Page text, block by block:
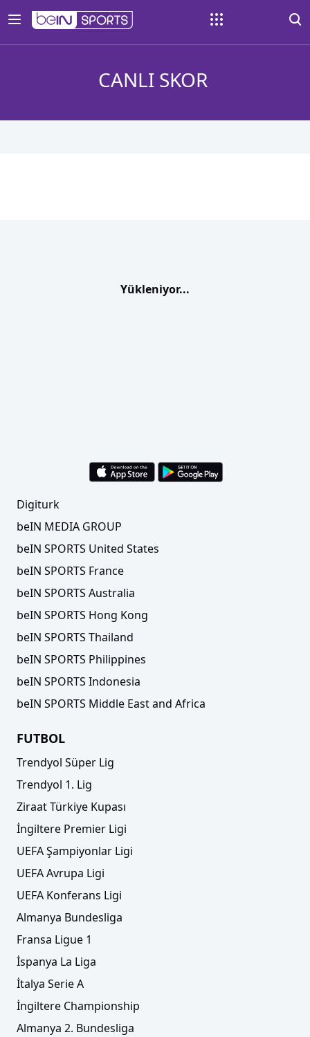
CANLI SKOR
Yükleniyor...
Digiturk
beIN MEDIA GROUP
beIN SPORTS United States
beIN SPORTS France
beIN SPORTS Australia
beIN SPORTS Hong Kong
beIN SPORTS Thailand
beIN SPORTS Philippines
beIN SPORTS Indonesia
beIN SPORTS Middle East and Africa
FUTBOL
Trendyol Süper Lig
Trendyol 1. Lig
Ziraat Türkiye Kupası
İngiltere Premier Ligi
UEFA Şampiyonlar Ligi
UEFA Avrupa Ligi
UEFA Konferans Ligi
Almanya Bundesliga
Fransa Ligue 1
İspanya La Liga
İtalya Serie A
İngiltere Championship
Almanya 2. Bundesliga